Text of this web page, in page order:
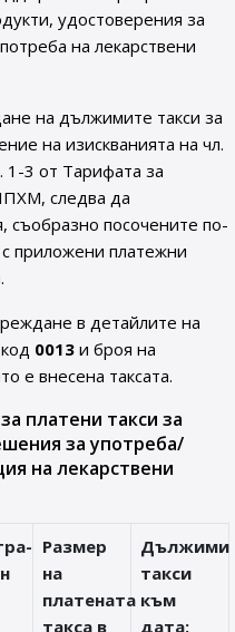
удостоверения за
на лекарствени
на дължимите такси за
на изискванията на чл.
3 от Тарифата за
следва да
посочените по-
приложени платежни
в детайлите на
0013 и броя на
е внесена таксата.
платени такси за
за употреба/
на лекарствени
Размер
на
платената
такса в
Дължими
такси
към
дата: